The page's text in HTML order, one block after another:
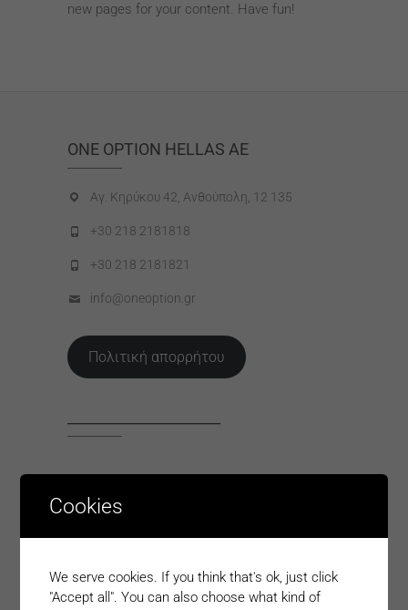
new pages for your content. Have fun!
ONE OPTION HELLAS AE
Αγ. Κηρύκου 42, Ανθούπολη, 12 135
+30 218 2181818
+30 218 2181821
info@oneoption.gr
Πολιτική απορρήτου
ΕΠΙΓΡΑΜΜΑΤΙΚΆ
Open Car: Με ένα κλικ «συλλαμβάνονται» τα
19/02/2022
Cookies
We serve cookies. If you think that's ok, just click
"Accept all". You can also choose what kind of